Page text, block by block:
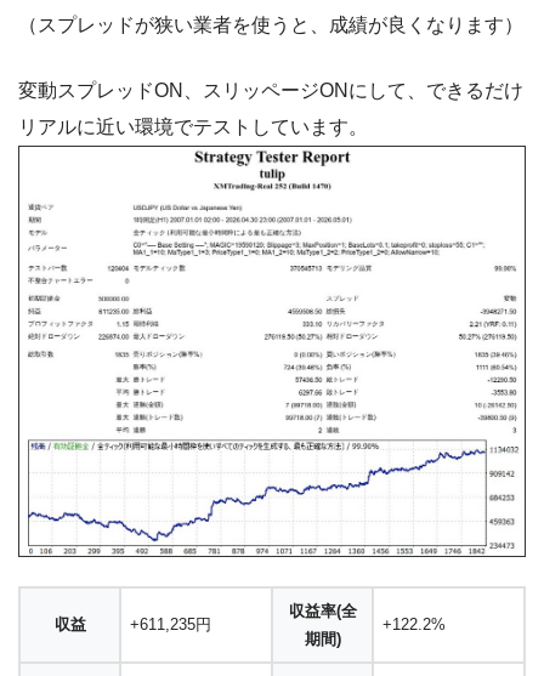
（スプレッドが狭い業者を使うと、成績が良くなります）
変動スプレッドON、スリッページONにして、できるだけ
リアルに近い環境でテストしています。
収益 +611,235円
収益率(全
期間)
+122.2%